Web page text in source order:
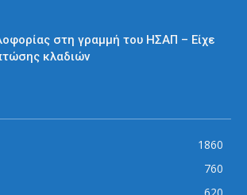
στη γραμμή του ΗΣΑΠ – Είχε
κλαδιών
1860
760